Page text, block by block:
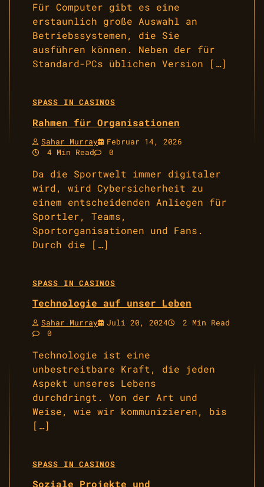
Für Computer gibt es eine
erstaunlich große Auswahl an
Betriebssystemen, die Sie
ausführen können. Neben der für
Standard-PCs üblichen Version […]
SPASS IN CASINOS
Rahmen für Organisationen
Sahar Murray
Februar 14, 2026
4 Min Read
0
Da die Sportwelt immer digitaler
wird, wird Cybersicherheit zu
einem entscheidenden Anliegen für
Sportler, Teams,
Sportorganisationen und Fans.
Durch die […]
SPASS IN CASINOS
Technologie auf unser Leben
Sahar Murray Juli 20, 2024
2 Min Read
0
Technologie ist eine
unbestreitbare Kraft, die jeden
Aspekt unseres Lebens
durchdringt. Von der Art und
Weise, wie wir kommunizieren, bis
[…]
SPASS IN CASINOS
Soziale Projekte und